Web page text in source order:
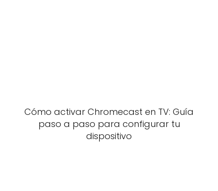
Cómo activar Chromecast en TV: Guía
paso a paso para configurar tu
dispositivo